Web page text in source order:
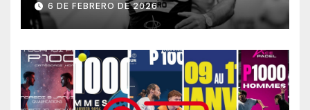
6 DE FEBRERO DE 2026